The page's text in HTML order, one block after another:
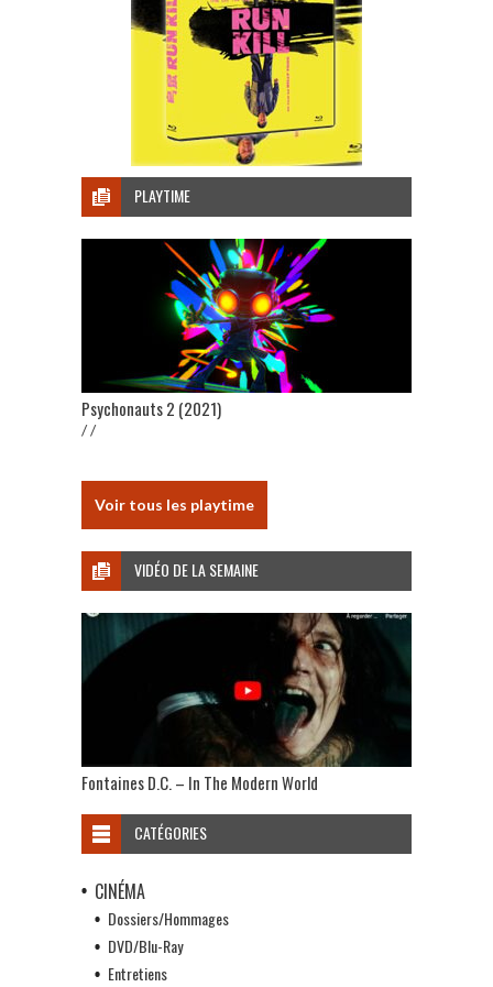
PLAYTIME
Psychonauts 2 (2021)
/ /
Voir tous les playtime
VIDÉO DE LA SEMAINE
Fontaines D.C. – In The Modern World
CATÉGORIES
CINÉMA
Dossiers/Hommages
DVD/Blu-Ray
Entretiens